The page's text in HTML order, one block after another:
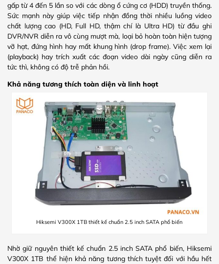
gấp từ 4 đến 5 lần so với các dòng ổ cứng cơ (HDD) truyền thống.
Sức mạnh này giúp việc tiếp nhận đồng thời nhiều luồng video
chất lượng cao (HD, Full HD, thậm chí là Ultra HD) từ đầu ghi
DVR/NVR diễn ra vô cùng mượt mà, loại bỏ hoàn toàn hiện tượng
vỡ hạt, đứng hình hay mất khung hình (drop frame). Việc xem lại
(playback) hay trích xuất các đoạn video dài ngày cũng diễn ra
tức thì, không có độ trễ phản hồi.
Khả năng tương thích toàn diện và linh hoạt
Hiksemi V300X 1TB thiết kế chuẩn 2.5 inch SATA phổ biến
Nhờ giữ nguyên thiết kế chuẩn 2.5 inch SATA phổ biến, Hiksemi
V300X 1TB thể hiện khả năng tương thích tuyệt đối với hầu hết